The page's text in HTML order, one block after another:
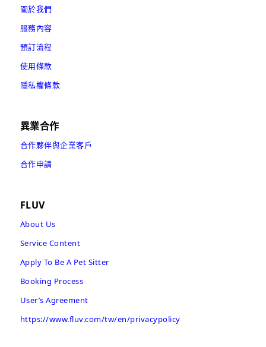
關於我們
服務內容
預訂流程
使用條款
隱私權條款
異業合作
合作夥伴與企業客戶
合作申請
FLUV
About Us
Service Content
Apply To Be A Pet Sitter
Booking Process
User’s Agreement
https://www.fluv.com/tw/en/privacypolicy